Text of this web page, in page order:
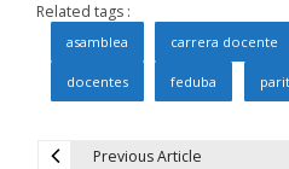
Related tags :
asamblea carrera docente
docentes feduba
Previous Article